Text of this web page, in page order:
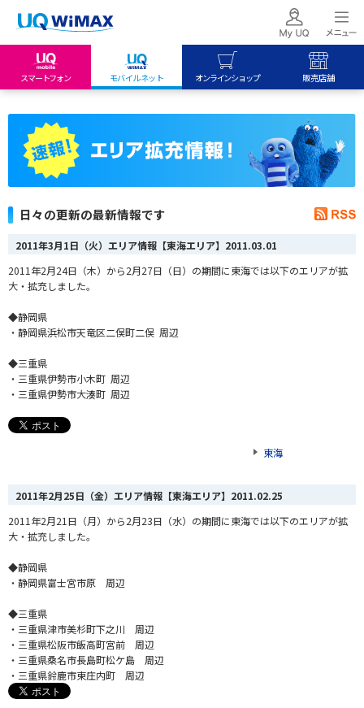
スマートフォン モバイルネット オンラインショップ 販売店舗
My UQ mobile
UQ mobile
UQ WiMAX
UQ WiMAX
日々の更新の最新情報です
2011年3月1日（火）エリア情報【東海エリア】 2011.03.01
2011年2月24日（木）から2月27日（日）の期間に東海では以下のエリアが拡
大・拡充しました。
◆静岡県
・静岡県浜松市天竜区二俣町二俣 周辺
◆三重県
・三重県伊勢市小木町 周辺
・三重県伊勢市大湊町 周辺
東海
2011年2月25日（金）エリア情報【東海エリア】 2011.02.25
2011年2月21日（月）から2月23日（水）の期間に東海では以下のエリアが拡
大・拡充しました。
◆静岡県
・静岡県富士宮市原 周辺
◆三重県
・三重県津市美杉町下之川 周辺
・三重県松阪市飯高町宮前 周辺
・三重県桑名市長島町松ケ島 周辺
・三重県鈴鹿市東庄内町 周辺